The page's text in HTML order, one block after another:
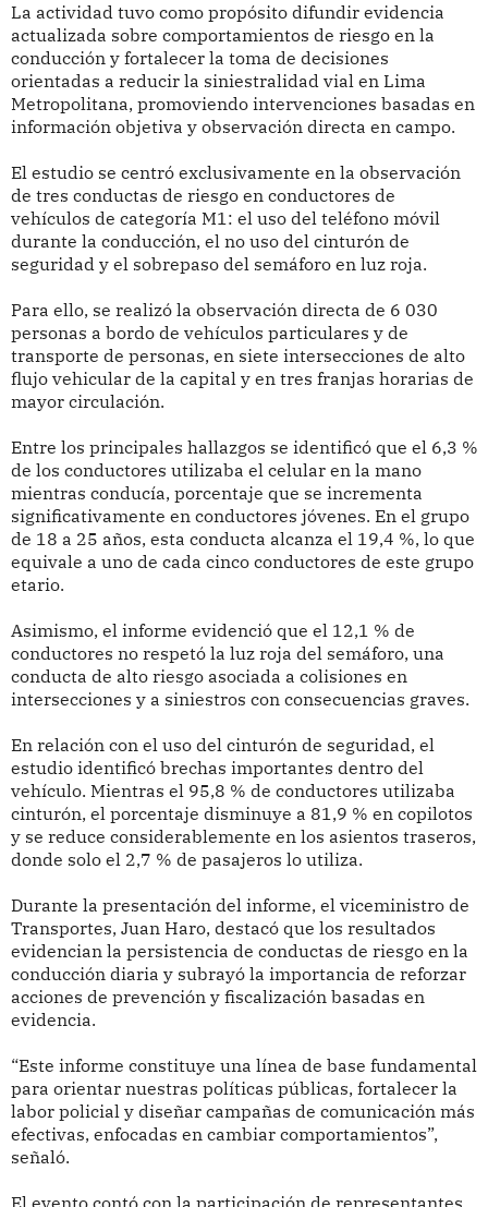
La actividad tuvo como propósito difundir evidencia
actualizada sobre comportamientos de riesgo en la
conducción y fortalecer la toma de decisiones
orientadas a reducir la siniestralidad vial en Lima
Metropolitana, promoviendo intervenciones basadas en
información objetiva y observación directa en campo.
El estudio se centró exclusivamente en la observación
de tres conductas de riesgo en conductores de
vehículos de categoría M1: el uso del teléfono móvil
durante la conducción, el no uso del cinturón de
seguridad y el sobrepaso del semáforo en luz roja.
Para ello, se realizó la observación directa de 6 030
personas a bordo de vehículos particulares y de
transporte de personas, en siete intersecciones de alto
flujo vehicular de la capital y en tres franjas horarias de
mayor circulación.
Entre los principales hallazgos se identificó que el 6,3 %
de los conductores utilizaba el celular en la mano
mientras conducía, porcentaje que se incrementa
significativamente en conductores jóvenes. En el grupo
de 18 a 25 años, esta conducta alcanza el 19,4 %, lo que
equivale a uno de cada cinco conductores de este grupo
etario.
Asimismo, el informe evidenció que el 12,1 % de
conductores no respetó la luz roja del semáforo, una
conducta de alto riesgo asociada a colisiones en
intersecciones y a siniestros con consecuencias graves.
En relación con el uso del cinturón de seguridad, el
estudio identificó brechas importantes dentro del
vehículo. Mientras el 95,8 % de conductores utilizaba
cinturón, el porcentaje disminuye a 81,9 % en copilotos
y se reduce considerablemente en los asientos traseros,
donde solo el 2,7 % de pasajeros lo utiliza.
Durante la presentación del informe, el viceministro de
Transportes, Juan Haro, destacó que los resultados
evidencian la persistencia de conductas de riesgo en la
conducción diaria y subrayó la importancia de reforzar
acciones de prevención y fiscalización basadas en
evidencia.
“Este informe constituye una línea de base fundamental
para orientar nuestras políticas públicas, fortalecer la
labor policial y diseñar campañas de comunicación más
efectivas, enfocadas en cambiar comportamientos”,
señaló.